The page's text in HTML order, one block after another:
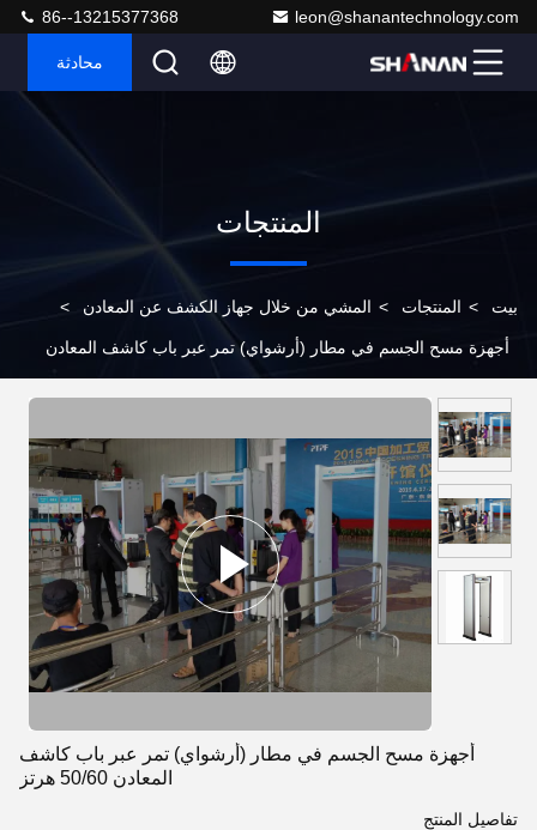
leon@shanantechnology.com
86--13215377368
محادثة
المنتجات
بيت > المنتجات > المشي من خلال جهاز الكشف عن المعادن >
أجهزة مسح الجسم في مطار (أرشواي) تمر عبر باب كاشف المعادن
أجهزة مسح الجسم في مطار (أرشواي) تمر عبر باب كاشف
المعادن 50/60 هرتز
تفاصيل المنتج